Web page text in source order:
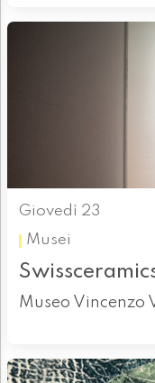
Giovedì 23
Musei
Museo Vincenzo